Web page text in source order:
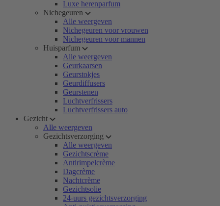
Luxe herenparfum
Nichegeuren
Alle weergeven
Nichegeuren voor vrouwen
Nichegeuren voor mannen
Huisparfum
Alle weergeven
Geurkaarsen
Geurstokjes
Geurdiffusers
Geurstenen
Luchtverfrissers
Luchtverfrissers auto
Gezicht
Alle weergeven
Gezichtsverzorging
Alle weergeven
Gezichtscrème
Antirimpelcrème
Dagcrème
Nachtcrème
Gezichtsolie
24-uurs gezichtsverzorging